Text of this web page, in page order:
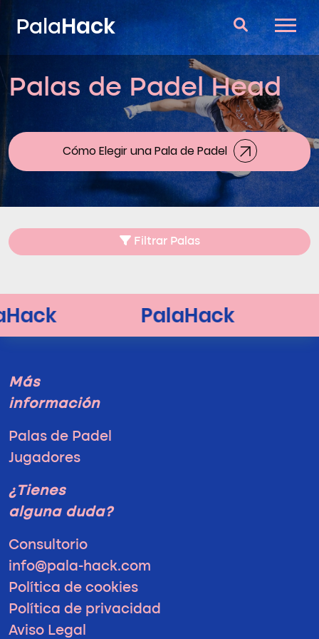
PalaHack
Palas de Padel
Consultorio
Comparador
Palas de Padel Head
Cómo Elegir una Pala de Padel
Filtrar Palas
Más
información
Palas de Padel
Jugadores
¿Tienes
alguna duda?
Consultorio
info@pala-hack.com
Política de cookies
Política de privacidad
Aviso Legal